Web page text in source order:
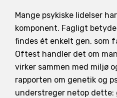
Mange psykiske lidelser
komponent. Fagligt
findes ét enkelt gen, som
Oftest handler det om
virker sammen med miljø
rapporten om genetik og
understreger netop dette: